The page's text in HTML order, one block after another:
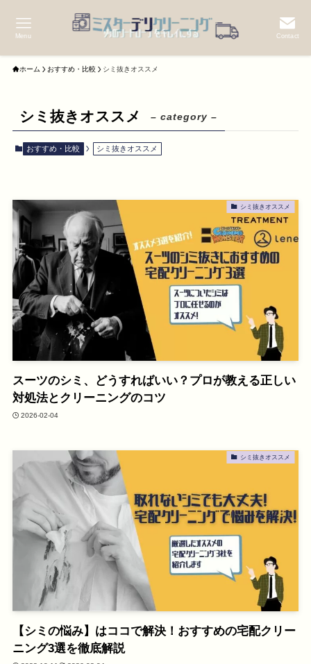
Contact
Menu
ホーム おすすめ・比較 シミ抜きオススメ
シミ抜きオススメ – category –
おすすめ・比較 シミ抜きオススメ
シミ抜きオススメ
スーツのシミ、どうすればいい？プロが教える正しい
対処法とクリーニングのコツ
2026-02-04
シミ抜きオススメ
【シミの悩み】はココで解決！おすすめの宅配クリー
ニング3選を徹底解説